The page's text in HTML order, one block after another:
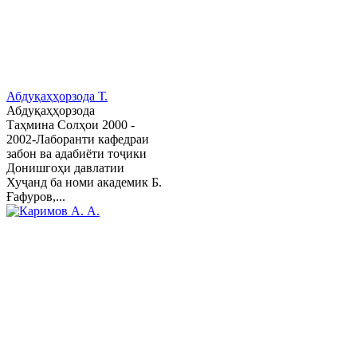
Абдуқаҳҳорзода Т.
Абдуқаҳҳорзода
Таҳмина Солҳои 2000 -
2002-Лаборанти кафедраи
забон ва адабиёти тоҷики
Донишгоҳи давлатии
Хуҷанд ба номи академик Б.
Ғафуров,...